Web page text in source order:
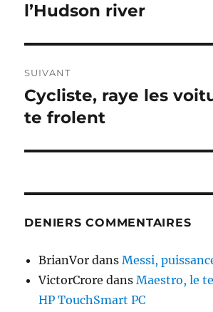
l’article
précédente :
l’Hudson river
SUIVANT
Publication
suivante :
Cycliste, raye les
te frolent
DENIERS COMMENTAIRES
BrianVor dansMessi,
VictorCrore dansMaestro, le
HP TouchSmart PC